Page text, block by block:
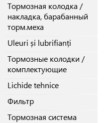
Тормозная колодка /
накладка, барабанный
торм.меха
Uleuri și lubrifianți
Тормозные колодки /
комплектующие
Lichide tehnice
Фильтр
Тормозная система